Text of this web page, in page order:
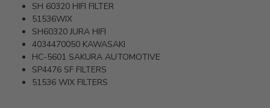
SH 60320 HIFI FILTER
51536WIX
SH60320 JURA HIFI
4034470050 KAWASAKI
HC-5601 SAKURA AUTOMOTIVE
SP4476 SF FILTERS
51536 WIX FILTERS